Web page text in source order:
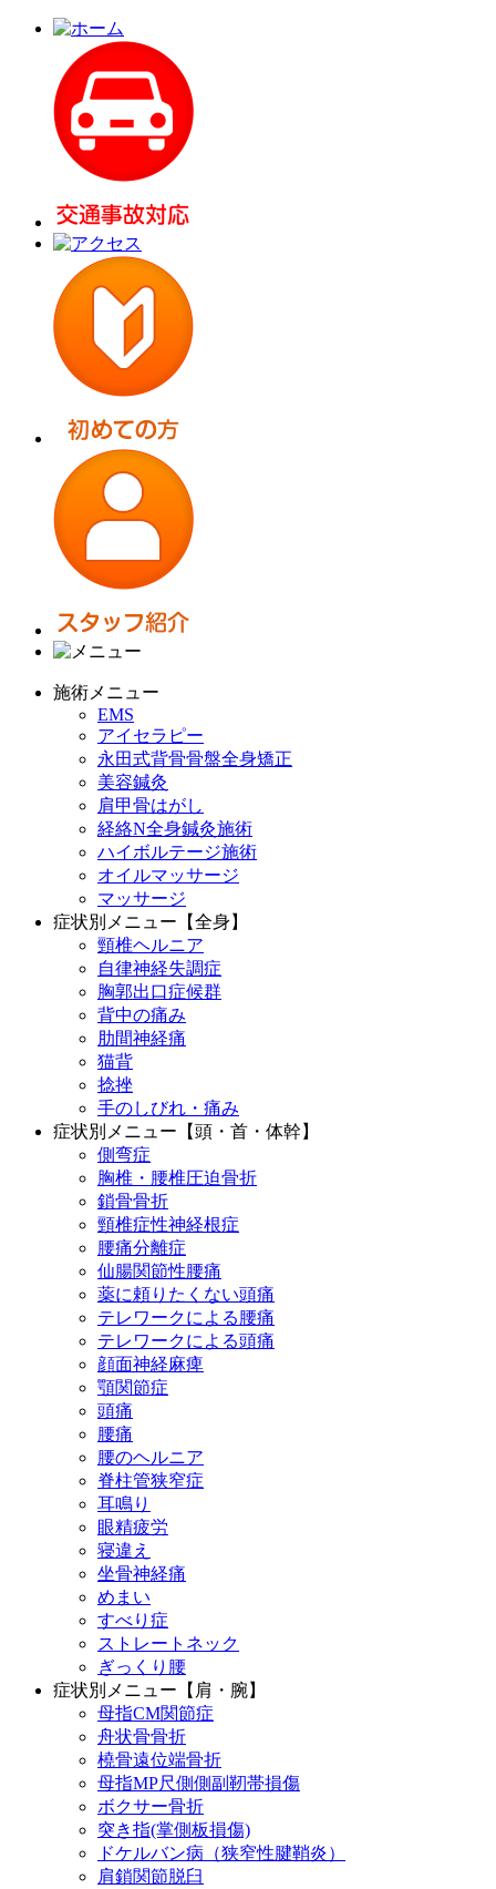
施術メニュー
EMS
アイセラピー
永田式背骨骨盤全身矯正
美容鍼灸
肩甲骨はがし
経絡N全身鍼灸施術
ハイボルテージ施術
オイルマッサージ
マッサージ
症状別メニュー【全身】
頸椎ヘルニア
自律神経失調症
胸郭出口症候群
背中の痛み
肋間神経痛
猫背
捻挫
手のしびれ・痛み
症状別メニュー【頭・首・体幹】
側弯症
胸椎・腰椎圧迫骨折
鎖骨骨折
頸椎症性神経根症
腰痛分離症
仙腸関節性腰痛
薬に頼りたくない頭痛
テレワークによる腰痛
テレワークによる頭痛
顔面神経麻痺
顎関節症
頭痛
腰痛
腰のヘルニア
脊柱管狭窄症
耳鳴り
眼精疲労
寝違え
坐骨神経痛
めまい
すべり症
ストレートネック
ぎっくり腰
症状別メニュー【肩・腕】
母指CM関節症
舟状骨骨折
橈骨遠位端骨折
母指MP尺側側副靭帯損傷
ボクサー骨折
突き指(掌側板損傷)
ドケルバン病（狭窄性腱鞘炎）
肩鎖関節脱臼